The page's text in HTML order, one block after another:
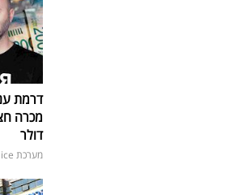
דרמת
דולר
מערכת ice